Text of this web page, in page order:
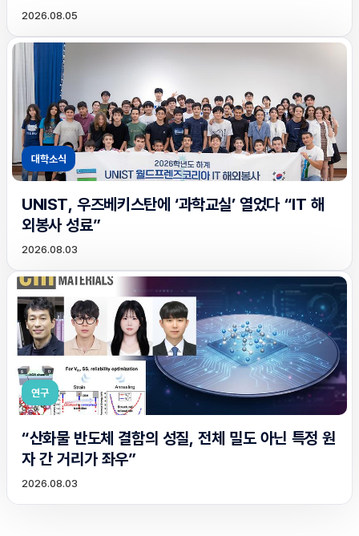
2026.08.05
대학소식
UNIST, 우즈베키스탄에 ‘과학교실’ 열었다 “IT 해
외봉사 성료”
2026.08.03
연구
“산화물 반도체 결함의 성질, 전체 밀도 아닌 특정 원
자 간 거리가 좌우”
2026.08.03